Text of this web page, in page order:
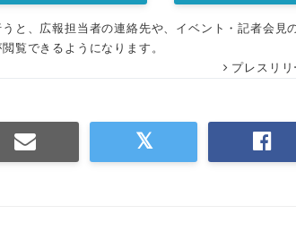
と、広報担当者の連絡先や、イベント・記者会見
覧できるようになります。
プレスリ